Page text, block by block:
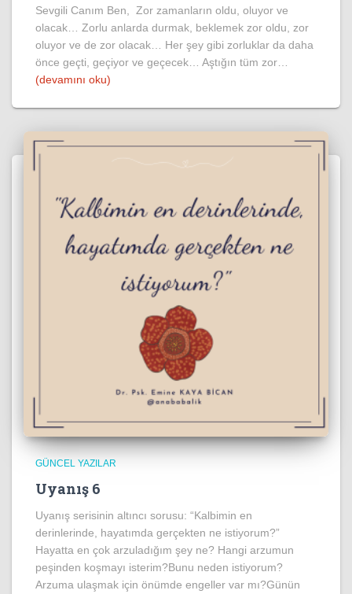
Sevgili Canım Ben, Zor zamanların oldu, oluyor ve
olacak… Zorlu anlarda durmak, beklemek zor oldu, zor
oluyor ve de zor olacak… Her şey gibi zorluklar da daha
önce geçti, geçiyor ve geçecek… Aştığın tüm zor…
(devamını oku)
GÜNCEL YAZILAR
Uyanış 6
Uyanış serisinin altıncı sorusu: “Kalbimin en
derinlerinde, hayatımda gerçekten ne istiyorum?”
Hayatta en çok arzuladığım şey ne? Hangi arzumun
peşinden koşmayı isterim?Bunu neden istiyorum?
Arzuma ulaşmak için önümde engeller var mı?Günün